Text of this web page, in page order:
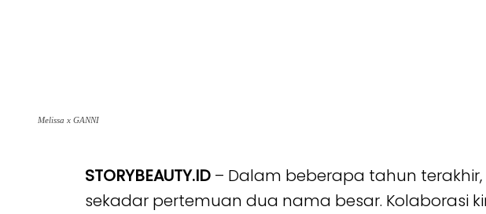
Melissa x GANNI
STORYBEAUTY.ID– Dalam beberapa tahun
sekadar pertemuan dua nama besar. Kolaborasi